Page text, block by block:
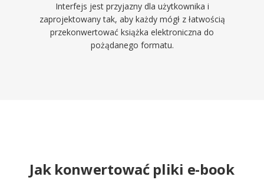
Interfejs jest przyjazny dla użytkownika i
zaprojektowany tak, aby każdy mógł z łatwością
przekonwertować książka elektroniczna do
pożądanego formatu.
Jak konwertować pliki e-book